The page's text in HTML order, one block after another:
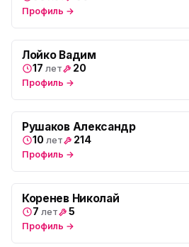
Профиль →
Лойко Вадим
17 лет 20
Профиль →
Рушаков Александр
10 лет 214
Профиль →
Коренев Николай
7 лет 5
Профиль →